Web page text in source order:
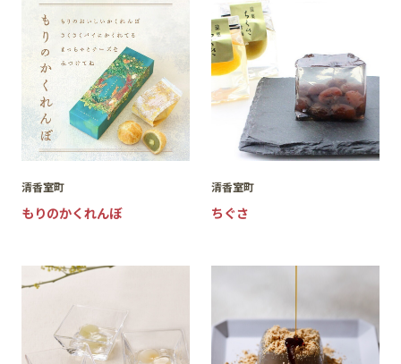
清香室町
もりのかくれんぼ
清香室町
ちぐさ